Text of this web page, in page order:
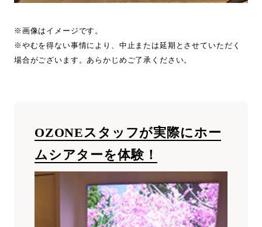
※画像はイメージです。
※やむを得ない事情により、中止または延期とさせていただく
場合がございます。あらかじめご了承ください。
OZONEスタッフが実際にホー
ムシアターを体験！